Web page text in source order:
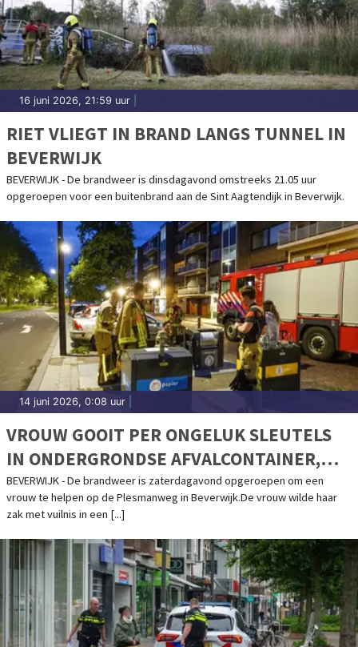
16 juni 2026, 21:59 uur
RIET VLIEGT IN BRAND LANGS TUNNEL IN
BEVERWIJK
BEVERWIJK - De brandweer is dinsdagavond omstreeks 21.05 uur
opgeroepen voor een buitenbrand aan de Sint Aagtendijk in Beverwijk.
14 juni 2026, 0:08 uur
VROUW GOOIT PER ONGELUK SLEUTELS
IN ONDERGRONDSE AFVALCONTAINER,
BRANDWEER VIST ZE OP
BEVERWIJK - De brandweer is zaterdagavond opgeroepen om een
vrouw te helpen op de Plesmanweg in Beverwijk.De vrouw wilde haar
zak met vuilnis in een [...]